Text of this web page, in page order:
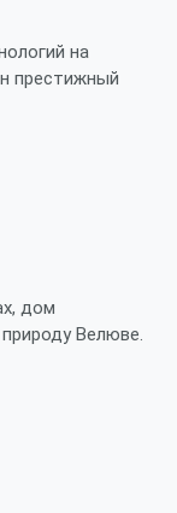
на
престижный
дом
Велюве.